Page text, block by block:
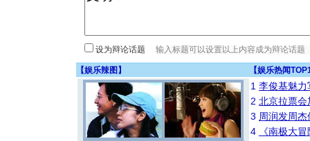
设为辩论话题
【娱乐辣图 】 【娱乐热闻
1 李俊基魅力
2 北京拉票
3 周润发周
4
《南极大